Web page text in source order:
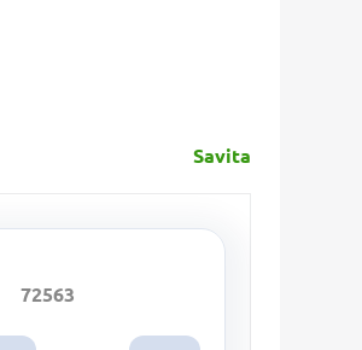
Savita
72563